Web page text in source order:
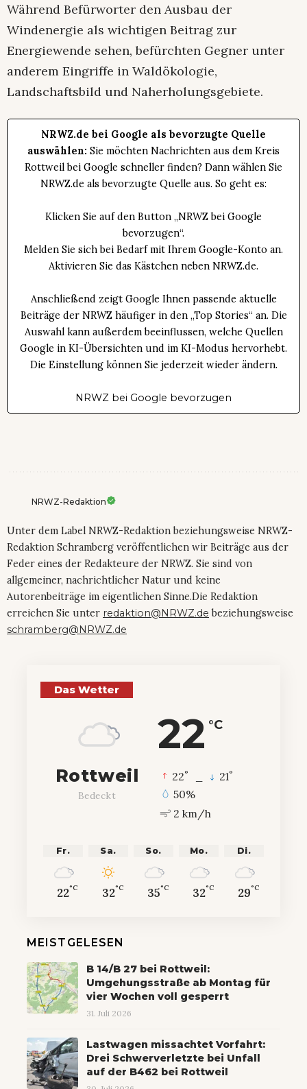
Während Befürworter den Ausbau der
Windenergie als wichtigen Beitrag zur
Energiewende sehen, befürchten Gegner unter
anderem Eingriffe in Waldökologie,
Landschaftsbild und Naherholungsgebiete.
NRWZ.de bei Google als bevorzugte Quelle
auswählen: Sie möchten Nachrichten aus dem Kreis
Rottweil bei Google schneller finden? Dann wählen Sie
NRWZ.de als bevorzugte Quelle aus. So geht es:
Klicken Sie auf den Button „NRWZ bei Google
bevorzugen“.
Melden Sie sich bei Bedarf mit Ihrem Google-Konto an.
Aktivieren Sie das Kästchen neben NRWZ.de.
Anschließend zeigt Google Ihnen passende aktuelle
Beiträge der NRWZ häufiger in den „Top Stories“ an. Die
Auswahl kann außerdem beeinflussen, welche Quellen
Google in KI-Übersichten und im KI-Modus hervorhebt.
Die Einstellung können Sie jederzeit wieder ändern.
NRWZ bei Google bevorzugen
NRWZ-Redaktion
Unter dem Label NRWZ-Redaktion beziehungsweise NRWZ-
Redaktion Schramberg veröffentlichen wir Beiträge aus der
Feder eines der Redakteure der NRWZ. Sie sind von
allgemeiner, nachrichtlicher Natur und keine
Autorenbeiträge im eigentlichen Sinne.Die Redaktion
erreichen Sie unter redaktion@NRWZ.de beziehungsweise
schramberg@NRWZ.de
Das Wetter
22 °C
Rottweil
Bedeckt
22° 21°
50%
2 km/h
Fr.
22°C
Sa.
32°C
So.
35°C
Mo.
32°C
Di.
29°C
MEISTGELESEN
B 14/B 27 bei Rottweil:
Umgehungsstraße ab Montag für
vier Wochen voll gesperrt
31. Juli 2026
Lastwagen missachtet Vorfahrt:
Drei Schwerverletzte bei Unfall
auf der B462 bei Rottweil